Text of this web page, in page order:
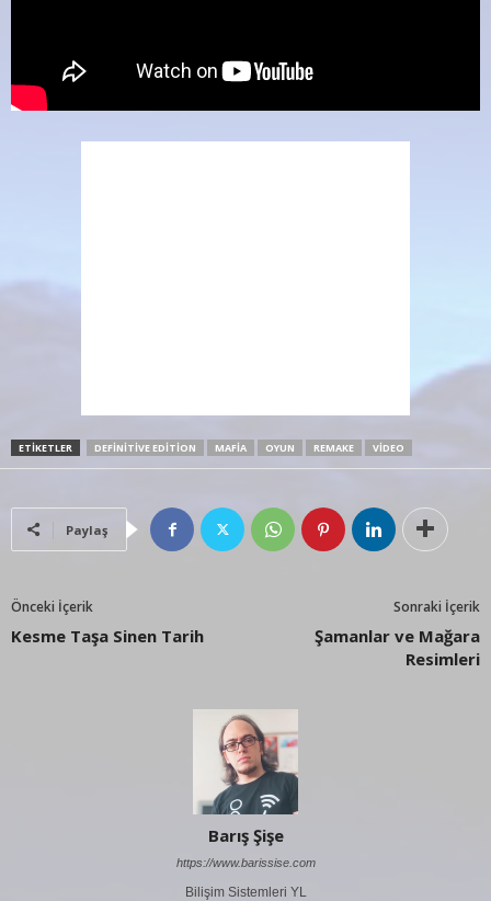
ETIKETLER DEFINITIVE EDITION MAFIA OYUN REMAKE VIDEO
Paylaş
Önceki İçerik
Kesme Taşa Sinen Tarih
Sonraki İçerik
Şamanlar ve Mağara
Resimleri
Barış Şişe
https://www.barissise.com
Bilişim Sistemleri YL